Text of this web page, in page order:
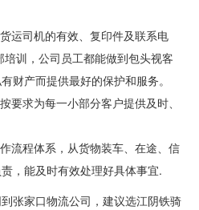
运司机的有效、复印件及联系电
训，公司员工都能做到包头视客
财产而提供最好的保护和服务。
要求为每一小部分客户提供及时、
流程体系，从货物装车、在途、信
，能及时有效处理好具体事宜.
张家口物流公司，建议选江阴铁骑